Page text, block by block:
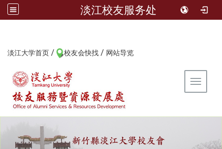
淡江校友服务处
淡江大学首页 / 校友会快找 / 网站导览
Toggle